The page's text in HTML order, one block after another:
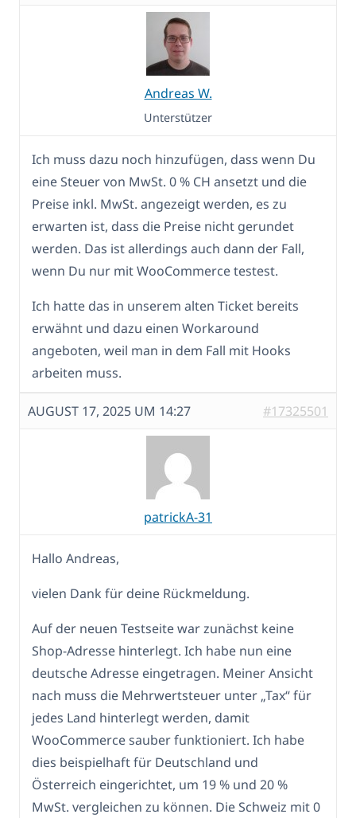
Andreas W.
Unterstützer
Ich muss dazu noch hinzufügen, dass wenn Du
eine Steuer von MwSt. 0 % CH ansetzt und die
Preise inkl. MwSt. angezeigt werden, es zu
erwarten ist, dass die Preise nicht gerundet
werden. Das ist allerdings auch dann der Fall,
wenn Du nur mit WooCommerce testest.
Ich hatte das in unserem alten Ticket bereits
erwähnt und dazu einen Workaround
angeboten, weil man in dem Fall mit Hooks
arbeiten muss.
AUGUST 17, 2025 UM 14:27 #17325501
patrickA-31
Hallo Andreas,
vielen Dank für deine Rückmeldung.
Auf der neuen Testseite war zunächst keine
Shop-Adresse hinterlegt. Ich habe nun eine
deutsche Adresse eingetragen. Meiner Ansicht
nach muss die Mehrwertsteuer unter „Tax“ für
jedes Land hinterlegt werden, damit
WooCommerce sauber funktioniert. Ich habe
dies beispielhaft für Deutschland und
Österreich eingerichtet, um 19 % und 20 %
MwSt. vergleichen zu können. Die Schweiz mit 0